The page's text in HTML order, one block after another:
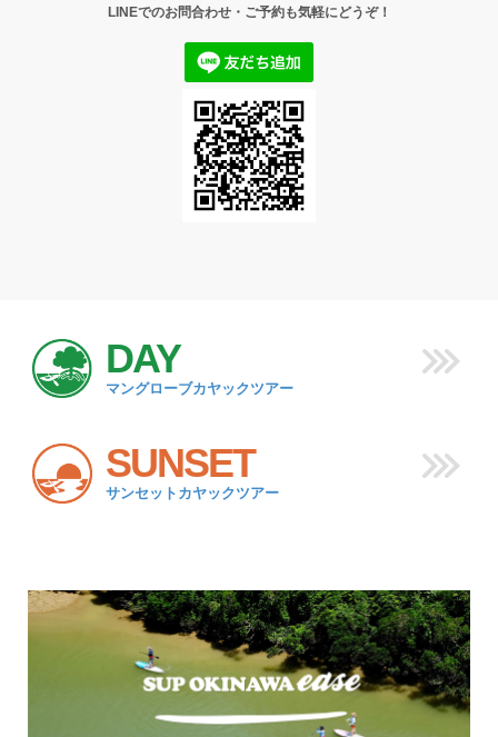
LINEでのお問合わせ・ご予約も気軽にどうぞ！
DAY
マングローブカヤックツアー
SUNSET
サンセットカヤックツアー